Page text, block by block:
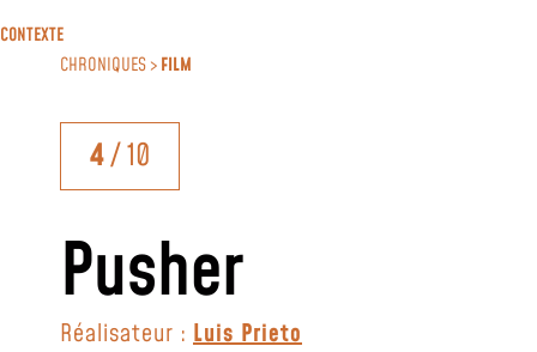
CONTEXTE
CHRONIQUES >FILM
4/ 10
Pusher
Réalisateur : Luis Prieto